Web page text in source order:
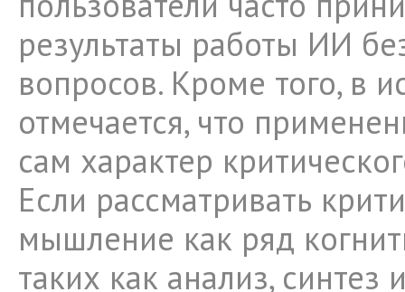
результаты работы ИИ
вопросов. Кроме того, в
отмечается, что
сам характер
Если рассматривать
мышление как ряд
таких как анализ, синтез